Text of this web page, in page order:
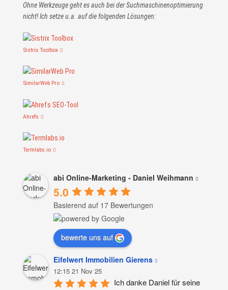
Ohne Werkzeuge geht es auch bei der Suchmaschinen­optimierung
nicht! Ich setze u.a. auf die folgenden Lösungen:
Sistrix Toolbox
SimilarWeb Pro
Ahrefs
Termlabs.io
abi Online-Marketing - Daniel Weihmann
5.0
Basierend auf 17 Bewertungen
bewerte uns auf
Eifelwert Immobilien Gierens
12:15 21 Nov 25
Ich danke Daniel für seine